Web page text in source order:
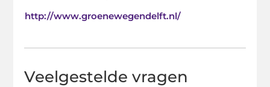
http://www.groenewegendelft.nl/
Veelgestelde vragen